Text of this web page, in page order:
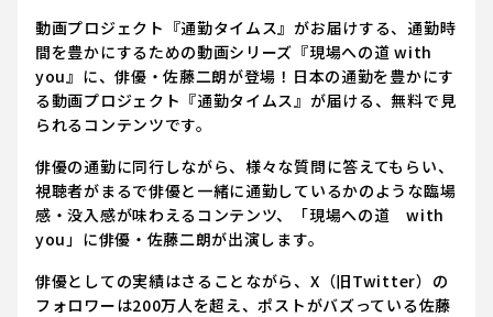
動画プロジェクト『通勤タイムス』がお届けする、通勤時
間を豊かにするための動画シリーズ『現場への道 with
you』に、俳優・佐藤二朗が登場！日本の通勤を豊かにす
る動画プロジェクト『通勤タイムス』が届ける、無料で見
られるコンテンツです。
俳優の通勤に同行しながら、様々な質問に答えてもらい、
視聴者がまるで俳優と一緒に通勤しているかのような臨場
感・没入感が味わえるコンテンツ、「現場への道 with
you」に俳優・佐藤二朗が出演します。
俳優としての実績はさることながら、X（旧Twitter）の
フォロワーは200万人を超え、ポストがバズっている佐藤